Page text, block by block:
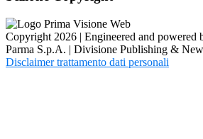
Copyright 2026 | Engineered and powered
Parma S.p.A. | Divisione Publishing &
Disclaimer trattamento dati personali